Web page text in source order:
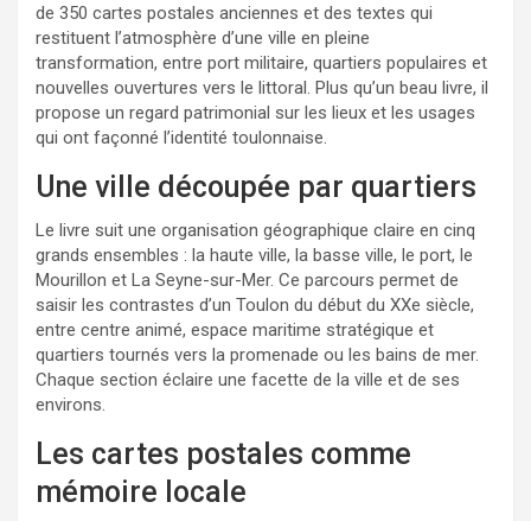
de 350 cartes postales anciennes et des textes qui
restituent l’atmosphère d’une ville en pleine
transformation, entre port militaire, quartiers populaires et
nouvelles ouvertures vers le littoral. Plus qu’un beau livre, il
propose un regard patrimonial sur les lieux et les usages
qui ont façonné l’identité toulonnaise.
Une ville découpée par quartiers
Le livre suit une organisation géographique claire en cinq
grands ensembles : la haute ville, la basse ville, le port, le
Mourillon et La Seyne-sur-Mer. Ce parcours permet de
saisir les contrastes d’un Toulon du début du XXe siècle,
entre centre animé, espace maritime stratégique et
quartiers tournés vers la promenade ou les bains de mer.
Chaque section éclaire une facette de la ville et de ses
environs.
Les cartes postales comme
mémoire locale